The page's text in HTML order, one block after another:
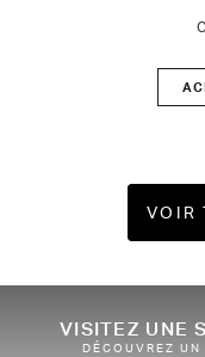
VOIR
VISITEZ UNE
DÉCOUVREZ